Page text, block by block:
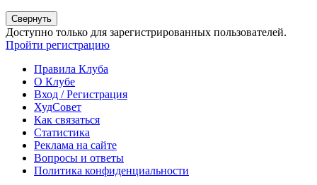
Свернуть
Доступно только для зарегистрированных пользователей.
Пройти регистрацию
Правила Клуба
О Клубе
Вход / Регистрация
ХудСовет
Как связаться
Статистика
Реклама на сайте
Вопросы и ответы
Политика конфиденциальности